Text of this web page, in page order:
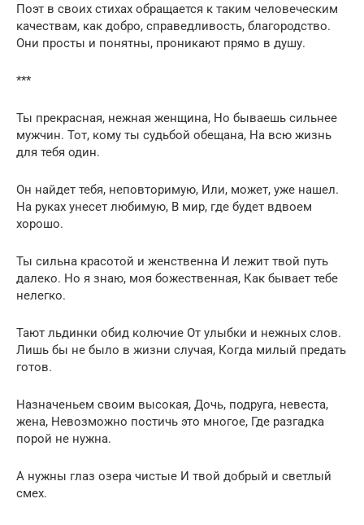
Поэт в своих стихах обращается к таким человеческим
качествам, как добро, справедливость, благородство.
Они просты и понятны, проникают прямо в душу.
***
Ты прекрасная, нежная женщина, Но бываешь сильнее
мужчин. Тот, кому ты судьбой обещана, На всю жизнь
для тебя один.
Он найдет тебя, неповторимую, Или, может, уже нашел.
На руках унесет любимую, В мир, где будет вдвоем
хорошо.
Ты сильна красотой и женственна И лежит твой путь
далеко. Но я знаю, моя божественная, Как бывает тебе
нелегко.
Тают льдинки обид колючие От улыбки и нежных слов.
Лишь бы не было в жизни случая, Когда милый предать
готов.
Назначеньем своим высокая, Дочь, подруга, невеста,
жена, Невозможно постичь это многое, Где разгадка
порой не нужна.
А нужны глаз озера чистые И твой добрый и светлый
смех.